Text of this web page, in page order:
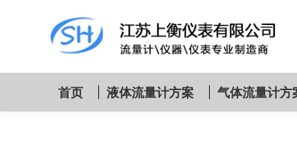
首页 液体流量计方案 气体流量计方